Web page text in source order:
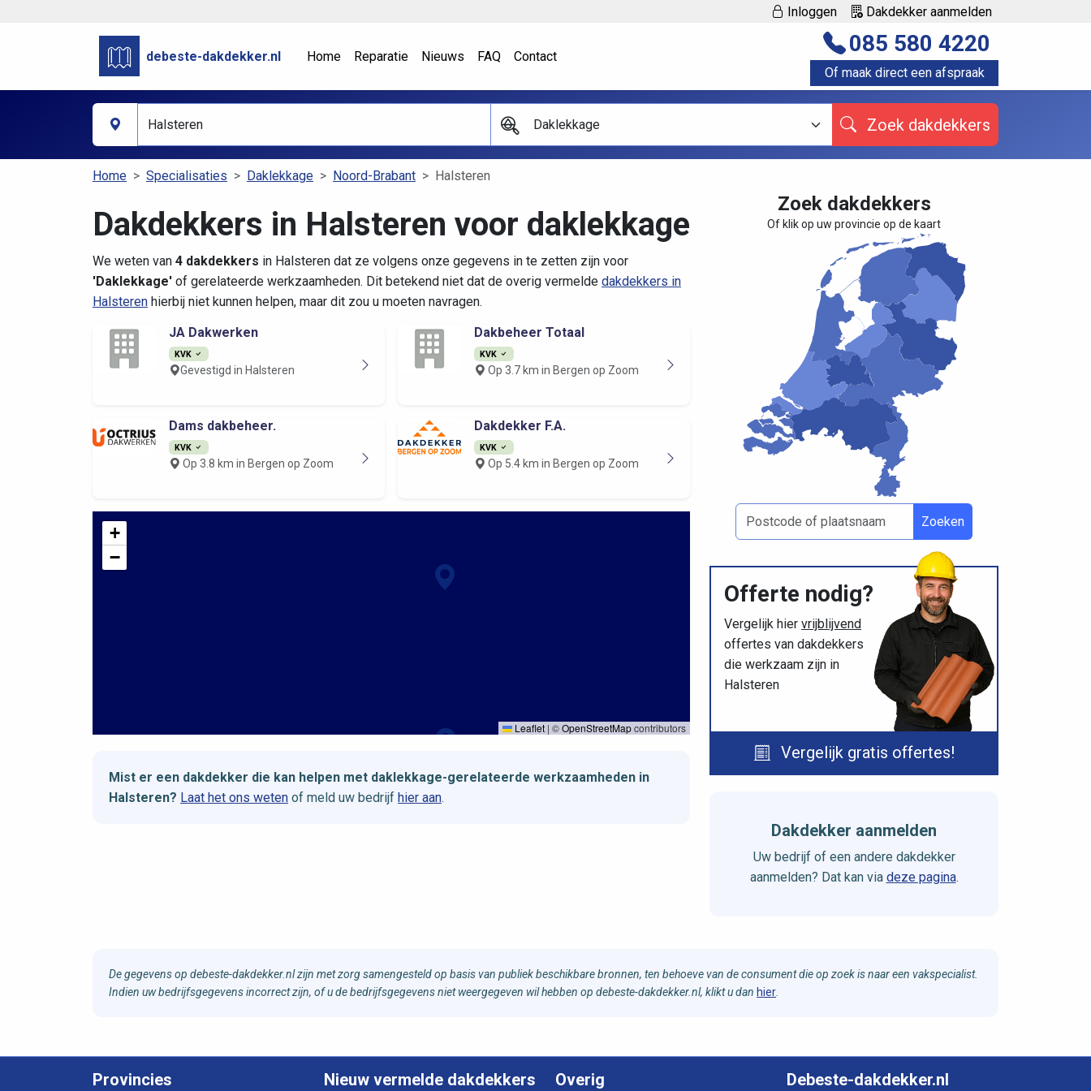
Inloggen Dakdekker aanmelden
debeste-dakdekker.nl Home Reparatie Nieuws FAQ Contact 085 580 4220
Of maak direct een afspraak
Daklekkage Zoek dakdekkers
Home Specialisaties Daklekkage Noord-Brabant Halsteren
Dakdekkers in Halsteren voor daklekkage
We weten van 4 dakdekkers in Halsteren dat ze volgens onze gegevens in te zetten zijn voor
'Daklekkage' of gerelateerde werkzaamheden. Dit betekend niet dat de overig vermelde dakdekkers in
Halsteren hierbij niet kunnen helpen, maar dit zou u moeten navragen.
JA Dakwerken
KVK
Gevestigd in Halsteren
Dakbeheer Totaal
KVK
Op 3.7 km in Bergen op Zoom
Dams dakbeheer.
KVK
Op 3.8 km in Bergen op Zoom
Dakdekker F.A.
KVK
Op 5.4 km in Bergen op Zoom
+
−
Leaflet | ©OpenStreetMapcontributors
Mist er een dakdekker die kan helpen met daklekkage-gerelateerde werkzaamheden in
Halsteren? Laat het ons weten of meld uw bedrijf hier aan.
Zoek dakdekkers
Of klik op uw provincie op de kaart
Zoeken
Offerte nodig?
Vergelijk hier vrijblijvend
offertes van dakdekkers
die werkzaam zijn in
Halsteren
Vergelijk gratis offertes!
Dakdekker aanmelden
Uw bedrijf of een andere dakdekker
aanmelden? Dat kan via deze pagina.
De gegevens op debeste-dakdekker.nl zijn met zorg samengesteld op basis van publiek beschikbare bronnen, ten behoeve van de consument die op zoek is naar een vakspecialist.
Indien uw bedrijfsgegevens incorrect zijn, of u de bedrijfsgegevens niet weergegeven wil hebben op debeste-dakdekker.nl, klikt u dan hier
Provincies Nieuw vermelde dakdekkers Overig Debeste-dakdekker.nl